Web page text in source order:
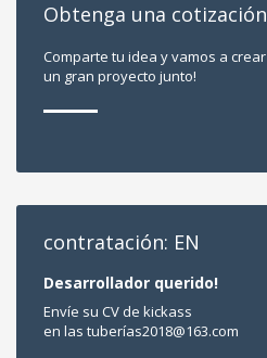
Obtenga una cotización
Comparte tu idea y vamos a crear
un gran proyecto junto!
contratación: EN
Desarrollador querido!
Envíe su CV de kickass
en las tuberías2018@163.com